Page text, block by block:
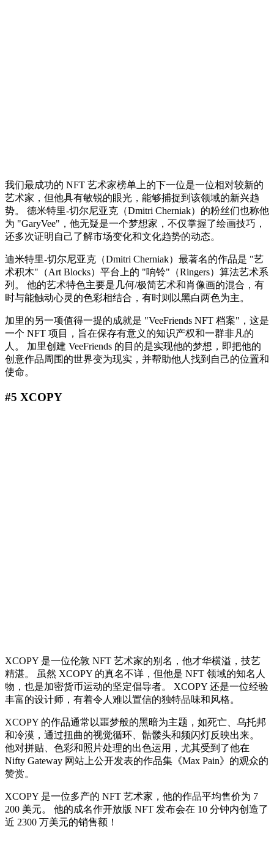
我们最成功的 NFT 艺术家榜单上的下一位是一位相对较新的
艺术家，但他具有敏锐的眼光，能够捕捉到该领域的新兴趋
势。 德米特里-切尔尼亚克（Dmitri Cherniak）的粉丝们也称他
为 "GaryVee"，他无疑是一个梦想家，不仅掌握了绘画技巧，
还多次证明自己了解市场变化和文化趋势的动态。
迪米特里-切尔尼亚克（Dmitri Cherniak）最著名的作品是 "艺
术积木"（Art Blocks）平台上的 "响铃"（Ringers）算法艺术系
列。 他的艺术特色主要是几何/极简艺术和肖像画的混合，有
时与能触动心灵的色彩相结合，有时则以黑白两色为主。
加里的另一项值得一提的成就是 "VeeFriends NFT 档案"，这是
一个 NFT 项目，旨在保存有意义的知识产权和一群非凡的
人。 加里创建 VeeFriends 的目的是实现他的梦想，即把他的
创意作品周围的世界变为现实，并帮助他人找到自己的位置和
使命。
#5 XCOPY
XCOPY 是一位伦敦 NFT 艺术家的别名，他才华横溢，技艺
精湛。 虽然 XCOPY 的真名不详，但他是 NFT 领域的知名人
物，也是加密货币运动的坚定倡导者。 XCOPY 还是一位经验
丰富的设计师，有着令人难以置信的独特品味和风格。
XCOPY 的作品通常以噩梦般的黑暗为主题，如死亡、乌托邦
和冷漠，通过扭曲的视觉循环、骷髅头和频闪灯反映出来。
他对拼贴、色彩和照片处理的出色运用，尤其受到了他在
Nifty Gateway 网站上公开发表的作品集《Max Pain》的观众的
赞赏。
XCOPY 是一位多产的 NFT 艺术家，他的作品平均售价为 7
200 美元。 他的成名作开放版 NFT 发布会在 10 分钟内创造了
近 2300 万美元的销售额！